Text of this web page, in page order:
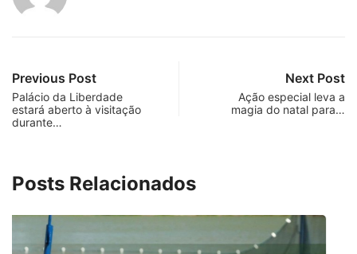
Previous Post
Palácio da Liberdade
estará aberto à visitação
durante…
Next Post
Ação especial leva a
magia do natal para…
Posts Relacionados